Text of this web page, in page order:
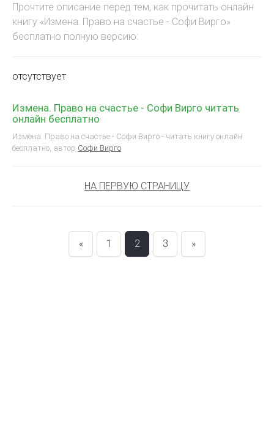
Прочтите описание перед тем, как прочитать онлайн
книгу «Измена. Право на счастье - Софи Вирго»
бесплатно полную версию:
отсутствует
Измена. Право на счастье - Софи Вирго читать
онлайн бесплатно
Измена. Право на счастье - Софи Вирго - читать книгу онлайн
бесплатно, автор Софи Вирго
НА ПЕРВУЮ СТРАНИЦУ
« 1 2 3 »